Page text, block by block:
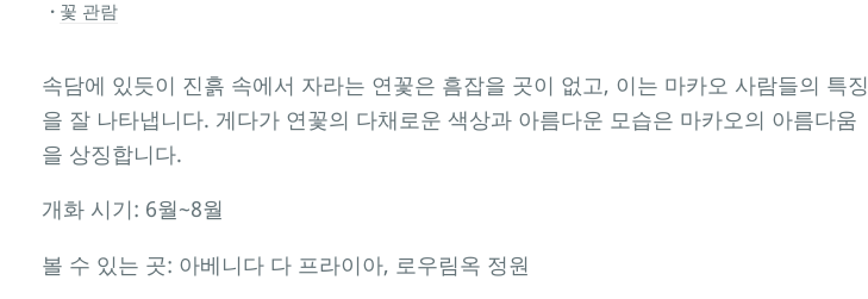
꽃 관람
속담에 있듯이 진흙 속에서 자라는 연꽃은 흠잡을 곳이 없고, 이는 마카오 사람들의 특징
을 잘 나타냅니다. 게다가 연꽃의 다채로운 색상과 아름다운 모습은 마카오의 아름다움
을 상징합니다.
개화 시기: 6월~8월
볼 수 있는 곳: 아베니다 다 프라이아, 로우림옥 정원